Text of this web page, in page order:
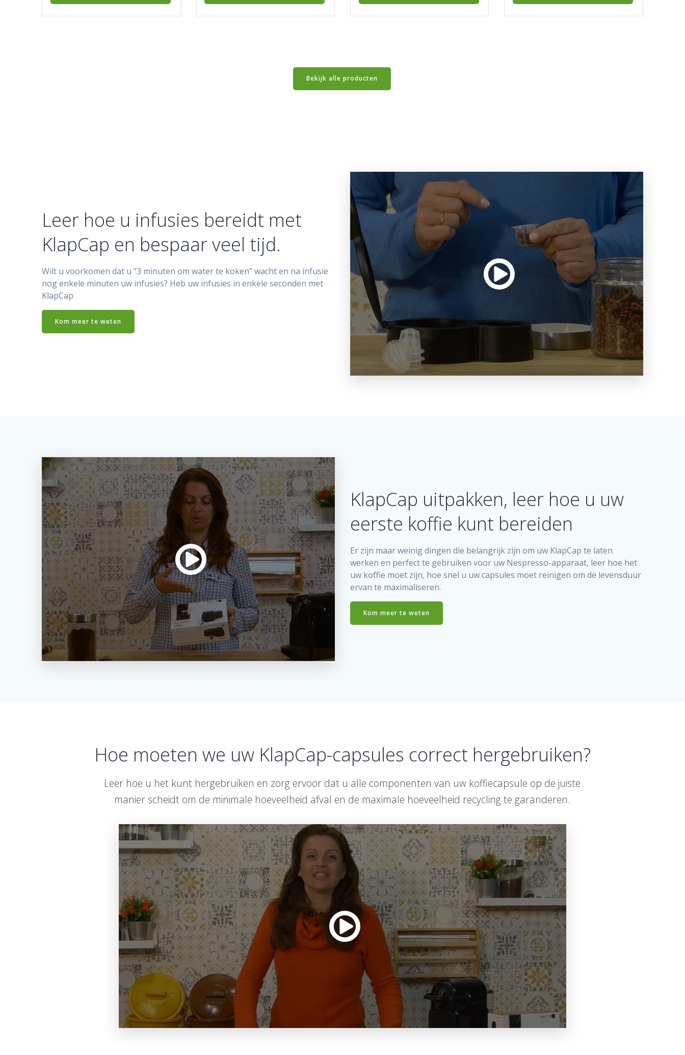
Bekijk alle producten
Leer hoe u infusies bereidt met
KlapCap en bespaar veel tijd.
Wilt u voorkomen dat u “3 minuten om water te koken” wacht en na infusie
nog enkele minuten uw infusies? Heb uw infusies in enkele seconden met
KlapCap
Kom meer te weten
KlapCap uitpakken, leer hoe u uw
eerste koffie kunt bereiden
Er zijn maar weinig dingen die belangrijk zijn om uw KlapCap te laten
werken en perfect te gebruiken voor uw Nespresso-apparaat, leer hoe het
uw koffie moet zijn, hoe snel u uw capsules moet reinigen om de levensduur
ervan te maximaliseren.
Kom meer te weten
Hoe moeten we uw KlapCap-capsules correct hergebruiken?
Leer hoe u het kunt hergebruiken en zorg ervoor dat u alle componenten van uw koffiecapsule op de juiste
manier scheidt om de minimale hoeveelheid afval en de maximale hoeveelheid recycling te garanderen.